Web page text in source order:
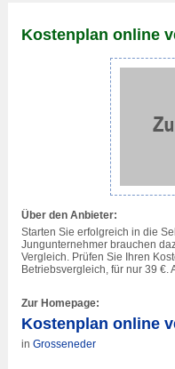
Kostenplan online
Über den Anbieter:
Starten Sie erfolgreich in die
Jungunternehmer brauchen
Vergleich. Prüfen Sie Ihren
Betriebsvergleich, für nur 39 €.
Zur Homepage:
Kostenplan online
in Grosseneder